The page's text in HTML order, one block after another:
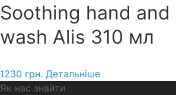
Soothing hand
wash Alis 310 мл
1230 грн. Детальніше
Як нас знайти